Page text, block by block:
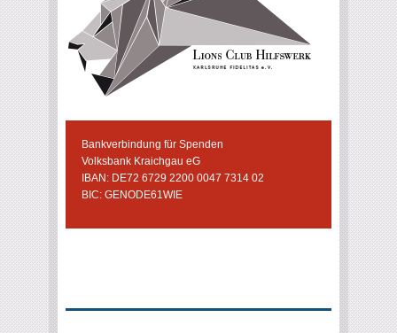
Bankverbindung für Spenden
Volksbank Kraichgau eG
IBAN: DE72 6729 2200 0047 7314 02
BIC: GENODE61WIE